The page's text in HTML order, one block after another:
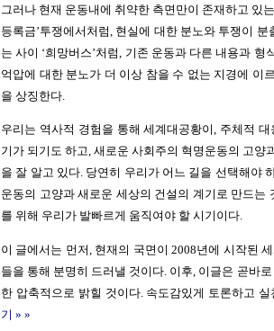
그러나 현재 운동내에 취약한 측면만이 존재하고 있
등록금’투쟁에서처럼, 현실에 대한 분노와 투쟁이
는 사이 ‘희망버스’처럼, 기존 운동과 다른 내용과
억압에 대한 분노가 더 이상 참을 수 없는 지경에 이
을 상징한다.
우리는 역사적 경험을 통해 세계대공황이, 주체적
기가 되기도 하고, 새로운 사회주의 혁명운동의 고양
을 잘 알고 있다. 당연히 우리가 어느 길을 선택해야
운동의 고양과 새로운 세상의 건설의 계기로 만드는
를 위해 우리가 발빠르게 움직여야 할 시기이다.
이 글에서는 먼저, 현재의 국면이 2008년에 시작된
들을 통해 분명히 드러낼 것이다. 이후, 이글은 곧바
한 압축적으로 밝힐 것이다. 속도감있게 토론하고
기 » »